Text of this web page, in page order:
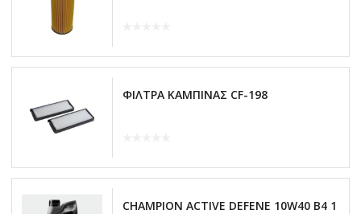
ΦΙΛΤΡΑ ΚΑΜΠΙΝΑΣ CF-198
CHAMPION ACTIVE DEFENE 10W40 B4 1